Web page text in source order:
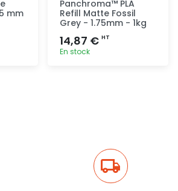
mm
Panchroma™ PLA
Refill Matte Fossil
Grey - 1.75mm - 1kg
14,87 € HT
En stock